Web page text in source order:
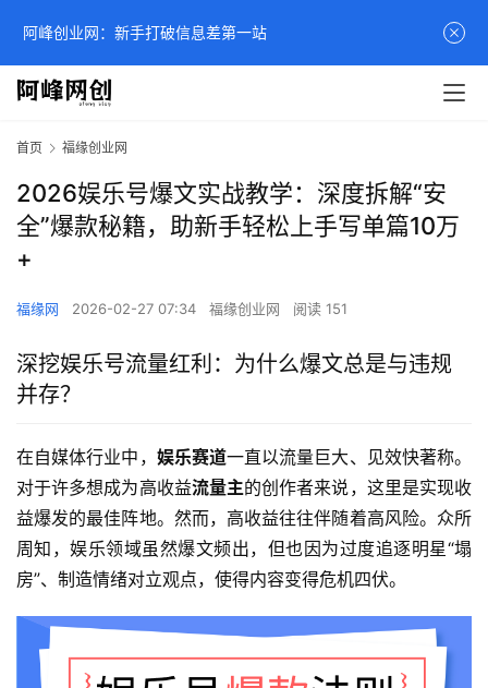
首页 福缘创业网
2026娱乐号爆文实战教学：深度拆解“安
全”爆款秘籍，助新手轻松上手写单篇10万
+
福缘网 2026-02-27 07:34 福缘创业网 阅读 151
深挖娱乐号流量红利：为什么爆文总是与违规
并存？
在自媒体行业中， 娱乐赛道一直以流量巨大、见效快著称。
对于许多想成为高收益流量主的创作者来说，这里是实现收
益爆发的最佳阵地。然而，高收益往往伴随着高风险。众所
周知，娱乐领域虽然爆文频出，但也因为过度追逐明星“塌
房”、制造情绪对立观点，使得内容变得危机四伏。
阿峰创业网：新手打破信息差第一站